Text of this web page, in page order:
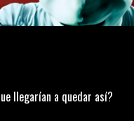
llegarían a quedar así?